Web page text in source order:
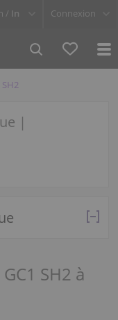
/ In Connexion
SH2
|
SH2 à